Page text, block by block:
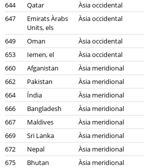
644
Qatar Àsia occidental
647
Emirats Àrabs
Units, els
Àsia occidental
649 Oman Àsia occidental
653
Iemen, el Àsia occidental
660
Afganistan Àsia meridional
662
Pakistan Àsia meridional
664
Índia Àsia meridional
666
Bangladesh Àsia meridional
667
Maldives Àsia meridional
669
Sri Lanka Àsia meridional
672
Nepal Àsia meridional
675
Bhutan Àsia meridional